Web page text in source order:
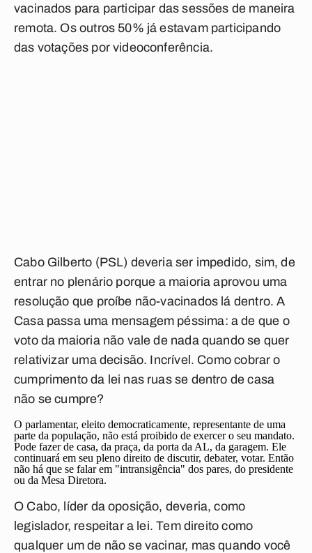
vacinados para participar das sessões de maneira
remota. Os outros 50% já estavam participando
das votações por videoconferência.
Cabo Gilberto (PSL) deveria ser impedido, sim, de
entrar no plenário porque a maioria aprovou uma
resolução que proíbe não-vacinados lá dentro. A
Casa passa uma mensagem péssima: a de que o
voto da maioria não vale de nada quando se quer
relativizar uma decisão. Incrível. Como cobrar o
cumprimento da lei nas ruas se dentro de casa
não se cumpre?
O parlamentar, eleito democraticamente, representante de uma
parte da população, não está proibido de exercer o seu mandato.
Pode fazer de casa, da praça, da porta da AL, da garagem. Ele
continuará em seu pleno direito de discutir, debater, votar. Então
não há que se falar em "intransigência" dos pares, do presidente
ou da Mesa Diretora.
O Cabo, líder da oposição, deveria, como
legislador, respeitar a lei. Tem direito como
qualquer um de não se vacinar, mas quando você